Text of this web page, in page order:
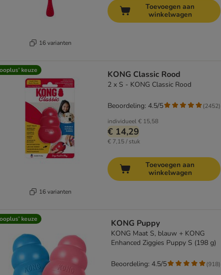
16 varianten
Toevoegen aan
winkelwagen
keuze
16 varianten
KONG Classic Rood
2 x S - KONG Classic Rood
individueel€ 15,58
€ 14,29
€ 7,15 / stuk
Beoordeling: 4.5/5 (2452)
Toevoegen aan
winkelwagen
keuze KONG Puppy
KONG Maat S, blauw + KONG
Enhanced Ziggies Puppy S (198 g)
Beoordeling: 4.5/5 (918)